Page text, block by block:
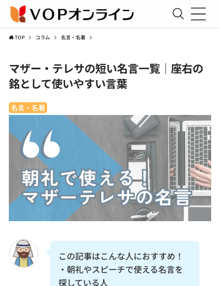
会員ログイン
コラム
アーカイブ資料室
運営団体
利用規約
プライバシーポリシー
TOP コラム 名言・名著
マザー・テレサの短い名言一覧｜座右の
銘として使いやすい言葉
名言・名著
この記事はこんな人におすすめ！
・朝礼やスピーチで使える名言を
探している人